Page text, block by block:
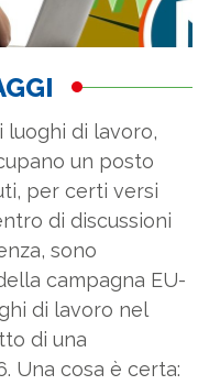
luoghi di lavoro,
un posto
per certi versi
di discussioni
sono
campagna EU-
di lavoro nel
di una
Una cosa è certa: